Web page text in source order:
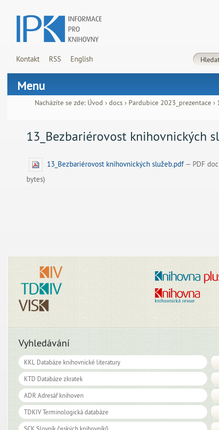
Kontakt RSS English
Menu
Nacházíte se zde: Úvod › docs › Pardubice 2023_prezentace ›
13_Bezbariérovost knihovnických
13_Bezbariérovost knihovnických služeb.pdf— PDF
bytes)
Vyhledávání